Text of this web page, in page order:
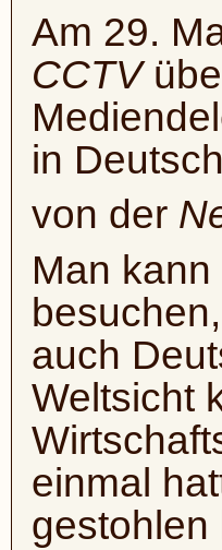
Am 29.
CCTV
in
von der
Man
auch
Weltsicht
einmal
gestohlen